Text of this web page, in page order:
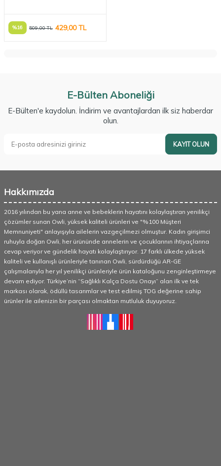
%16 509,00TL 429,00TL
E-Bülten Aboneliği
E-Bülten'e kaydolun. İndirim ve avantajlardan ilk siz haberdar
olun.
KAYIT OLUN
Hakkımızda
2016 yılından bu yana anne ve bebeklerin hayatını kolaylaştıran yenilikçi
çözümler sunan Owli, yüksek kaliteli ürünleri ve "%100 Müşteri
Memnuniyeti" anlayışıyla ailelerin vazgeçilmezi olmuştur. Kadın girişimci
ruhuyla doğan Owli, her ürününde annelerin ve çocuklarının ihtiyaçlarına
cevap veriyor ve gündelik hayatı kolaylaştırıyor. 17 farklı ülkede yüksek
kaliteli ve kullanışlı ürünleriyle tanınan Owli, sürdürdüğü AR-GE
çalışmalarıyla her yıl yenilikçi ürünleriyle ürün kataloğunu zenginleştirmeye
devam ediyor. Türkiye’nin “Sağlıklı Kalça Dostu Onayı” alan ilk ve tek
markası olarak, ödüllü tasarımlar ve test edilmiş TOG değerine sahip
ürünler ile ailenizin bir parçası olmaktan mutluluk duyuyoruz.